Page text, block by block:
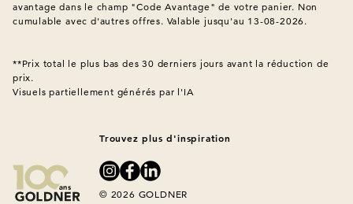
avantage dans le champ "Code Avantage" de votre panier. Non
cumulable avec d'autres offres. Valable jusqu'au 13-08-2026.
**Prix total le plus bas des 30 derniers jours avant la réduction de
Visuels partiellement générés par l'IA
Trouvez plus d'inspiration
© 2026 GOLDNER